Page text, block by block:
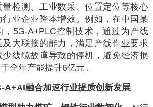
量检测、工业数采、位置定位等核心
业企业降本增效。例如，在中国某
，5G-A+PLC控制技术，通过为产线
及大联接的能力，满足产线作业要求
少线缆故障导致的停机，避免经济损
全年产能提升6亿元。
A+AI融合加速行业提质创新发展